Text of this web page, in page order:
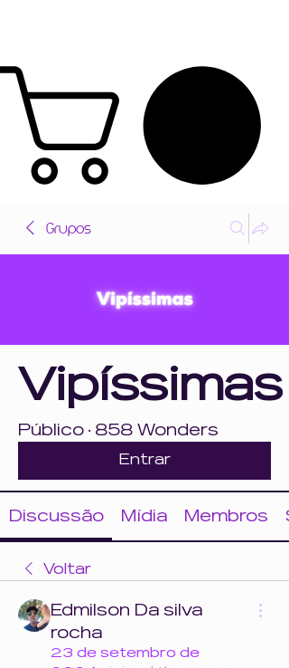
Grupos
Vipíssimas
Público · 858 Wonders
Entrar
Discussão Mídia Membros
Voltar
Edmilson Da silva
rocha
23 de setembro de